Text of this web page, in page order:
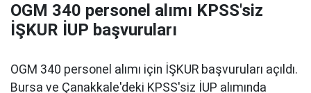
OGM 340 personel alımı KPSS'siz
İŞKUR İUP başvuruları
OGM 340 personel alımı için İŞKUR başvuruları açıldı.
Bursa ve Çanakkale'deki KPSS'siz İUP alımında